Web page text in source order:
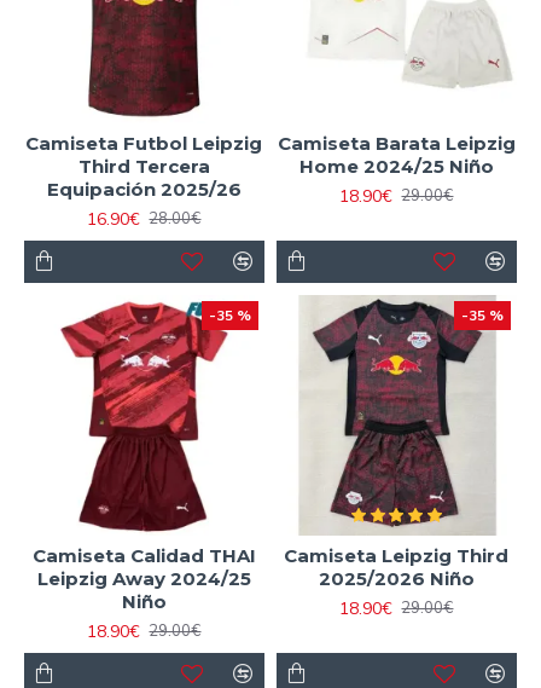
Camiseta Futbol Leipzig
Third Tercera
Equipación 2025/26
16.90€ 28.00€
Camiseta Barata Leipzig
Home 2024/25 Niño
18.90€ 29.00€
-35 %
Camiseta Calidad THAI
Leipzig Away 2024/25
Niño
18.90€ 29.00€
-35 %
Camiseta Leipzig Third
2025/2026 Niño
18.90€ 29.00€